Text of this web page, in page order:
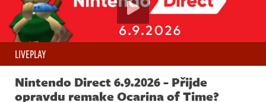
LIVEPLAY
Nintendo Direct 6.9.2026 - Přijde
opravdu remake Ocarina of Time?